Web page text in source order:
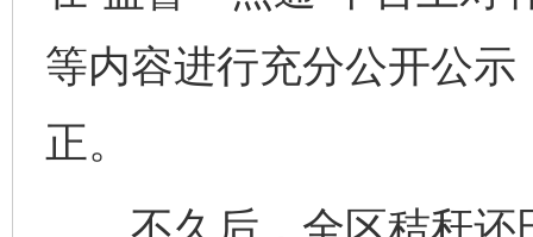
等内容进行充分公开公
正。